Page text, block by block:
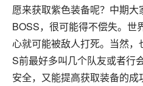
愿来获取紫色装备呢？中期
BOSS，很可能得不偿失。世
心就可能被敌人打死。当然
S前最好多叫几个队友或者行
安全，又能提高获取装备的